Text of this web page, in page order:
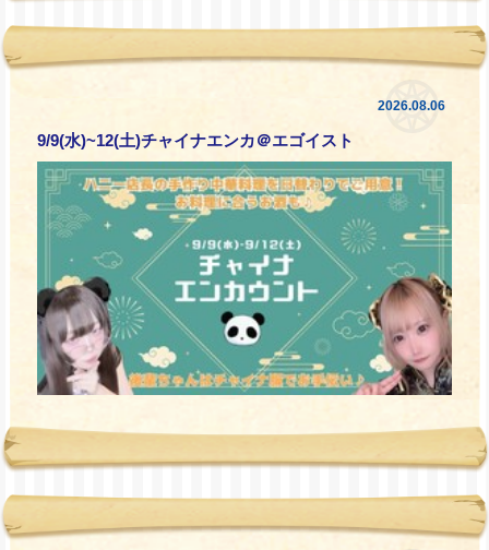
2026.08.06
9/9(水)~12(土)チャイナエンカ＠エゴイスト